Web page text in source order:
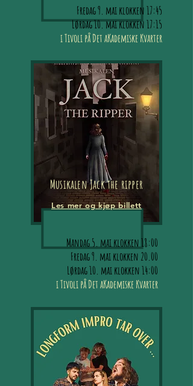
Fredag 9. mai klokken 17:45
Lørdag 10. mai klokken 17:15
i Tivoli på Det aKademiske Kvarter
Musikalen Jack the ripper
Les mer og kjøp billett
Mandag 5. mai klokken 18:00
Fredag9. mai klokken 20.00
Lørdag 10. mai klokken 14:00
i Tivoli på Det aKademiske Kvarter